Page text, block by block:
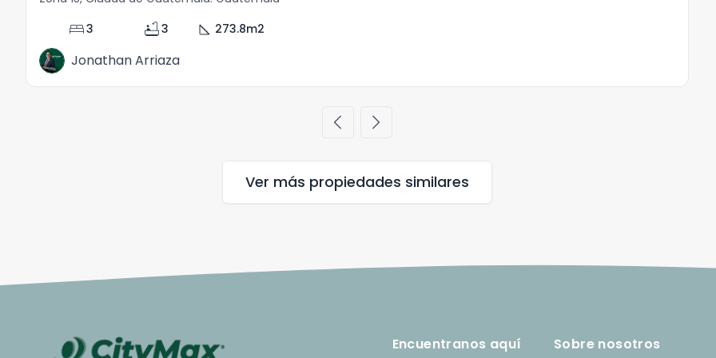
bed3 bathtub3 square_foot 273.8m2
Jonathan Arriaza
chevron_left chevron_right
Ver más propiedades similares
Encuentranos aquí Sobre nosotros